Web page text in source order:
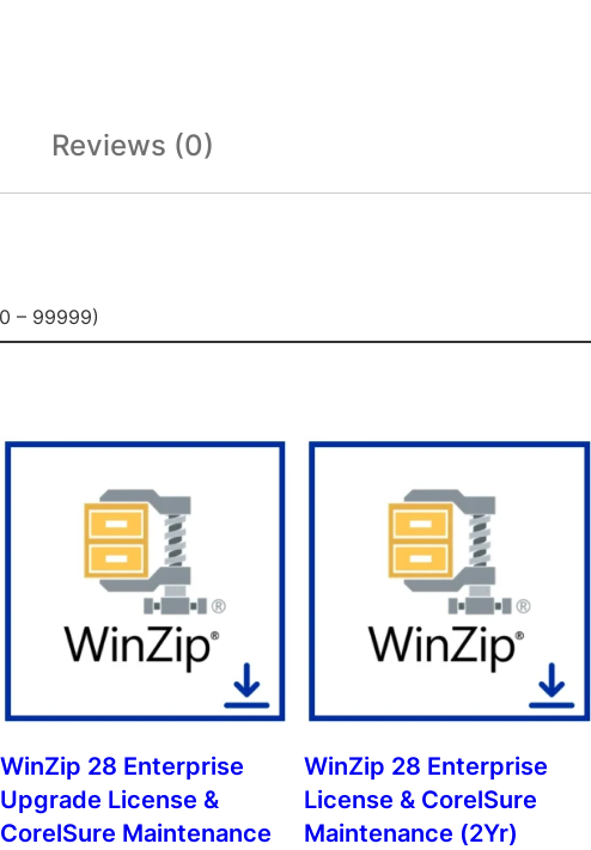
Reviews (0)
– 99999)
WinZip 28 Enterprise
Upgrade License &
CorelSure Maintenance
WinZip 28 Enterprise
License & CorelSure
Maintenance (2Yr)